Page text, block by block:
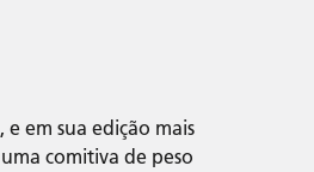
em sua edição mais
comitiva de peso